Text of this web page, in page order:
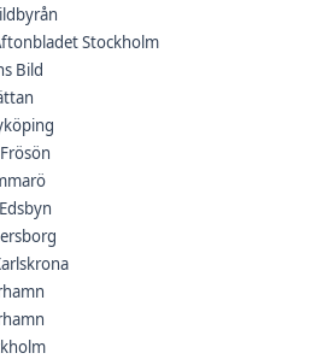
Stockholm
Bild